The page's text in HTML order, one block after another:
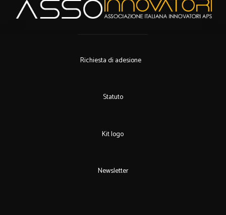
Richiesta di adesione
Statuto
Kit logo
Newsletter